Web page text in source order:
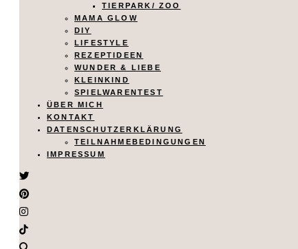
TIERPARK/ ZOO
MAMA GLOW
DIY
LIFESTYLE
REZEPTIDEEN
WUNDER & LIEBE
KLEINKIND
SPIELWARENTEST
ÜBER MICH
KONTAKT
DATENSCHUTZERKLÄRUNG
TEILNAHMEBEDINGUNGEN
IMPRESSUM